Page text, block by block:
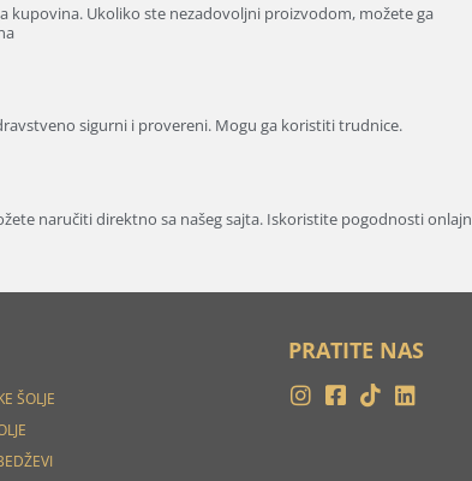
kupovina. Ukoliko ste nezadovoljni proizvodom, možete ga
sigurni i provereni. Mogu ga koristiti trudnice.
naručiti direktno sa našeg sajta. Iskoristite pogodnosti onlajn
ŠOLJE
PRATITE NAS